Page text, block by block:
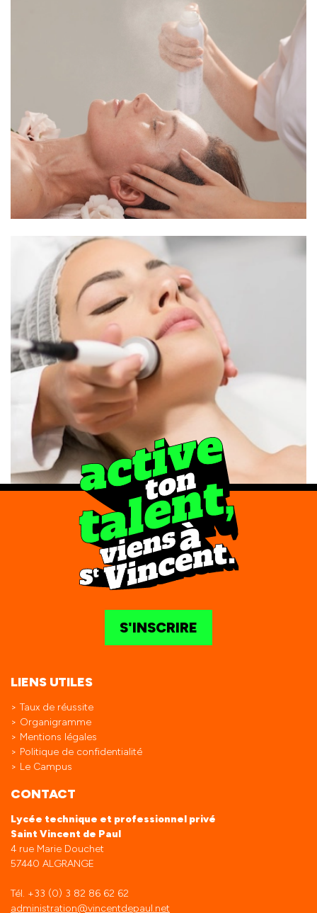
S'INSCRIRE
LIENS UTILES
Taux de réussite
Organigramme
Mentions légales
Politique de confidentialité
Le Campus
CONTACT
Lycée technique et professionnel privé
Saint Vincent de Paul
4 rue Marie Douchet
57440 ALGRANGE
Tél. +33 (0) 3 82 86 62 62
administration@vincentdepaul.net